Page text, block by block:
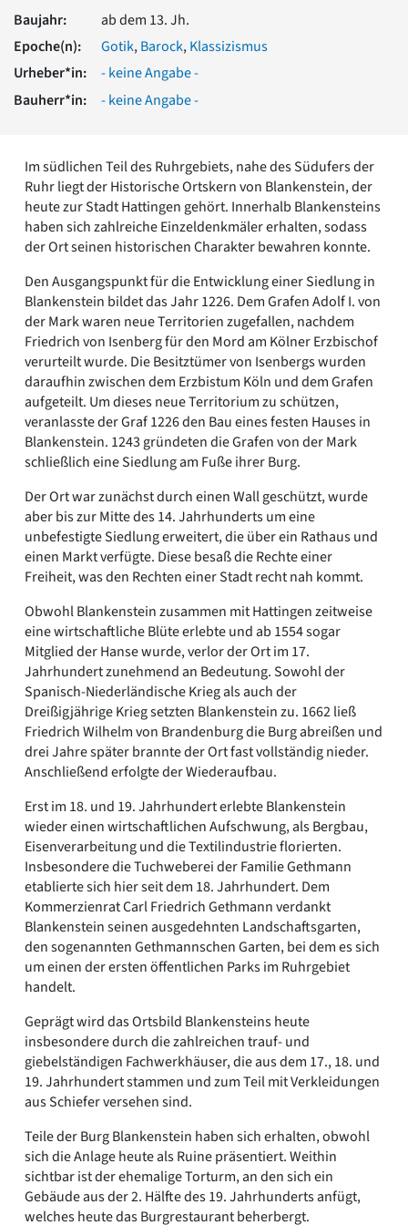
Romanik
Römische Antike
Über uns
Über baukunst-nrw
Kontakt
Impressum
Datenschutz
Suchbegriff eingeben
Baujahr:
ab dem 13. Jh.
Epoche(n):
Gotik,Barock,Klassizismus
Urheber*in:
- keine Angabe -
Bauherr*in:
- keine Angabe -
Im südlichen Teil des Ruhrgebiets, nahe des Südufers der
Ruhr liegt der Historische Ortskern von Blankenstein, der
heute zur Stadt Hattingen gehört. Innerhalb Blankensteins
haben sich zahlreiche Einzeldenkmäler erhalten, sodass
der Ort seinen historischen Charakter bewahren konnte.
Den Ausgangspunkt für die Entwicklung einer Siedlung in
Blankenstein bildet das Jahr 1226. Dem Grafen Adolf I. von
der Mark waren neue Territorien zugefallen, nachdem
Friedrich von Isenberg für den Mord am Kölner Erzbischof
verurteilt wurde. Die Besitztümer von Isenbergs wurden
daraufhin zwischen dem Erzbistum Köln und dem Grafen
aufgeteilt. Um dieses neue Territorium zu schützen,
veranlasste der Graf 1226 den Bau eines festen Hauses in
Blankenstein. 1243 gründeten die Grafen von der Mark
schließlich eine Siedlung am Fuße ihrer Burg.
Der Ort war zunächst durch einen Wall geschützt, wurde
aber bis zur Mitte des 14. Jahrhunderts um eine
unbefestigte Siedlung erweitert, die über ein Rathaus und
einen Markt verfügte. Diese besaß die Rechte einer
Freiheit, was den Rechten einer Stadt recht nah kommt.
Obwohl Blankenstein zusammen mit Hattingen zeitweise
eine wirtschaftliche Blüte erlebte und ab 1554 sogar
Mitglied der Hanse wurde, verlor der Ort im 17.
Jahrhundert zunehmend an Bedeutung. Sowohl der
Spanisch-Niederländische Krieg als auch der
Dreißigjährige Krieg setzten Blankenstein zu. 1662 ließ
Friedrich Wilhelm von Brandenburg die Burg abreißen und
drei Jahre später brannte der Ort fast vollständig nieder.
Anschließend erfolgte der Wiederaufbau.
Erst im 18. und 19. Jahrhundert erlebte Blankenstein
wieder einen wirtschaftlichen Aufschwung, als Bergbau,
Eisenverarbeitung und die Textilindustrie florierten.
Insbesondere die Tuchweberei der Familie Gethmann
etablierte sich hier seit dem 18. Jahrhundert. Dem
Kommerzienrat Carl Friedrich Gethmann verdankt
Blankenstein seinen ausgedehnten Landschaftsgarten,
den sogenannten Gethmannschen Garten, bei dem es sich
um einen der ersten öffentlichen Parks im Ruhrgebiet
handelt.
Geprägt wird das Ortsbild Blankensteins heute
insbesondere durch die zahlreichen trauf- und
giebelständigen Fachwerkhäuser, die aus dem 17., 18. und
19. Jahrhundert stammen und zum Teil mit Verkleidungen
aus Schiefer versehen sind.
Teile der Burg Blankenstein haben sich erhalten, obwohl
sich die Anlage heute als Ruine präsentiert. Weithin
sichtbar ist der ehemalige Torturm, an den sich ein
Gebäude aus der 2. Hälfte des 19. Jahrhunderts anfügt,
welches heute das Burgrestaurant beherbergt.